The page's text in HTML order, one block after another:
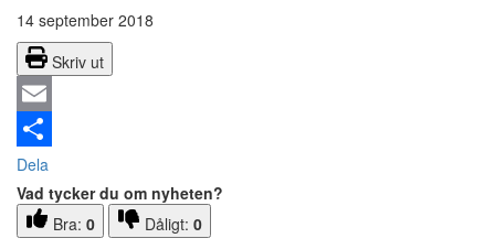
14 september 2018
Skriv ut
Email
Dela
Vad tycker du om nyheten?
Bra: 0 Dåligt: 0